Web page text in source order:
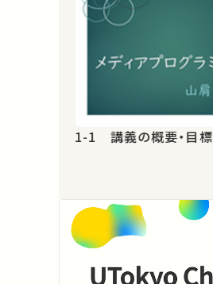
1-1 講義の概要・目標